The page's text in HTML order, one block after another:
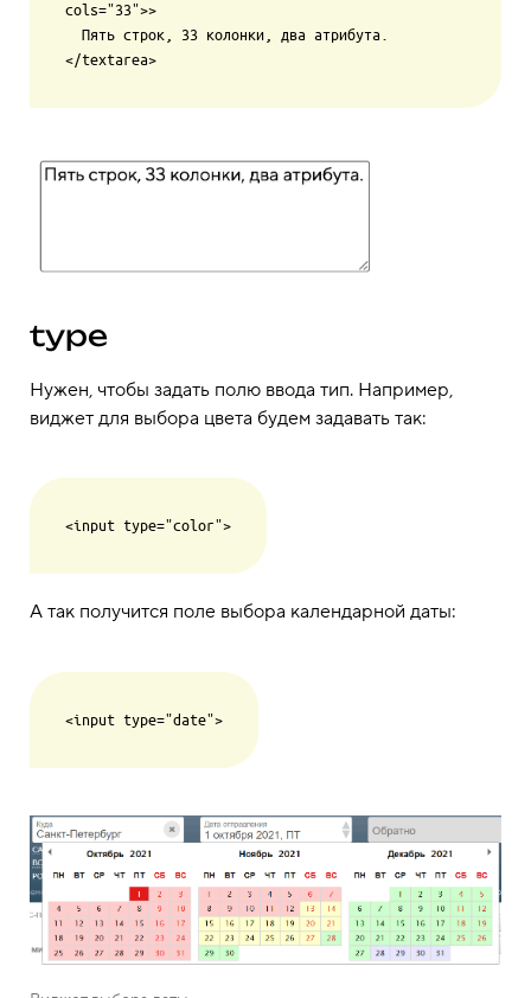
cols="33">>
type
Нужен, чтобы задать полю ввода тип. Например,
виджет для выбора цвета будем задавать так:
А так получится поле выбора календарной даты: